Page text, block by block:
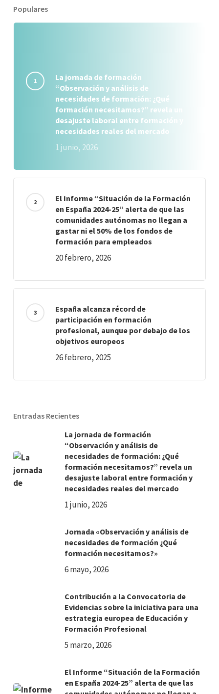
Populares
La jornada de formación
“Observación y análisis de
necesidades de formación: ¿Qué
formación necesitamos?” revela un
desajuste laboral entre formación y
necesidades reales del mercado
1 junio, 2026
El Informe “Situación de la Formación
en España 2024-25” alerta de que las
comunidades autónomas no llegan a
gastar ni el 50% de los fondos de
formación para empleados
20 febrero, 2026
España alcanza récord de
participación en formación
profesional, aunque por debajo de los
objetivos europeos
26 febrero, 2025
Entradas Recientes
La jornada de formación
“Observación y análisis de
necesidades de formación: ¿Qué
formación necesitamos?” revela un
desajuste laboral entre formación y
necesidades reales del mercado
1 junio, 2026
Jornada «Observación y análisis de
necesidades de formación ¿Qué
formación necesitamos?»
6 mayo, 2026
Contribución a la Convocatoria de
Evidencias sobre la iniciativa para una
estrategia europea de Educación y
Formación Profesional
5 marzo, 2026
El Informe “Situación de la Formación
en España 2024-25” alerta de que las